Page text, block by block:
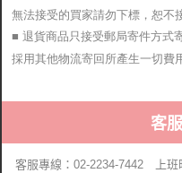
無法接受的買家請勿下標，恕不
■ 退貨商品只接受郵局寄件方式
採用其他物流寄回所產生一切費
客
客服專線：02-2234-7442 上班